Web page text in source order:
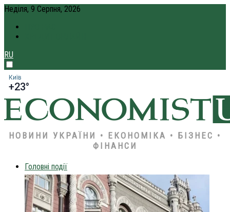
Неділя, 9 Серпня, 2026
RU
Київ
+23°
НОВИНИ УКРАЇНИ • ЕКОНОМІКА • БІЗНЕС •
ФІНАНСИ
Головні події